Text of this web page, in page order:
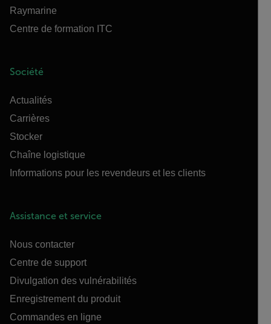
Raymarine
Centre de formation ITC
Société
Actualités
Carrières
Stocker
Chaîne logistique
Informations pour les revendeurs et les clients
Assistance et service
Nous contacter
Centre de support
Divulgation des vulnérabilités
Enregistrement du produit
Commandes en ligne